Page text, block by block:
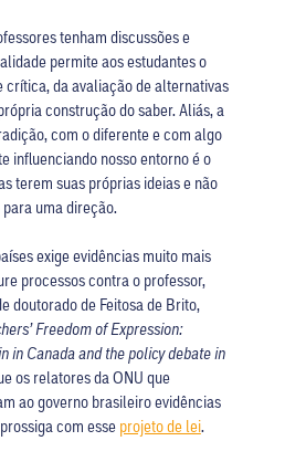
tenham discussões e
permite aos estudantes o
crítica, da avaliação de alternativas
construção do saber. Aliás, a
com o diferente e com algo
influenciando nosso entorno é o
terem suas próprias ideias e não
uma direção.
exige evidências muito mais
processos contra o professor,
doutorado de Feitosa de Brito,
Freedom of Expression:
in Canada and the policy debate in
os relatores da ONU que
ao governo brasileiro evidências
com esse projeto de lei.